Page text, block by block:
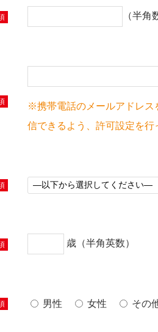
（半角
※携帯電話のメールアドレス
信できるよう、許可設定を行
歳（半角英数）
男性 女性 その